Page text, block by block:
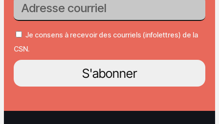
Je consens à recevoir des courriels (infolettres) de la
CSN.
S'abonner